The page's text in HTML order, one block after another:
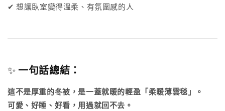
✔ 想讓臥室變得溫柔、有氛圍感的人
✨ 一句話總結：
這不是厚重的冬被，是一蓋就暖的輕盈「柔暖薄雲毯」。
可愛、好睡、好看，用過就回不去。